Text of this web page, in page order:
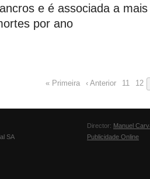
e é associada a
por ano
« Primeira ‹ Anterior 11 12
SA
Director: Manuel
Publicidade Online